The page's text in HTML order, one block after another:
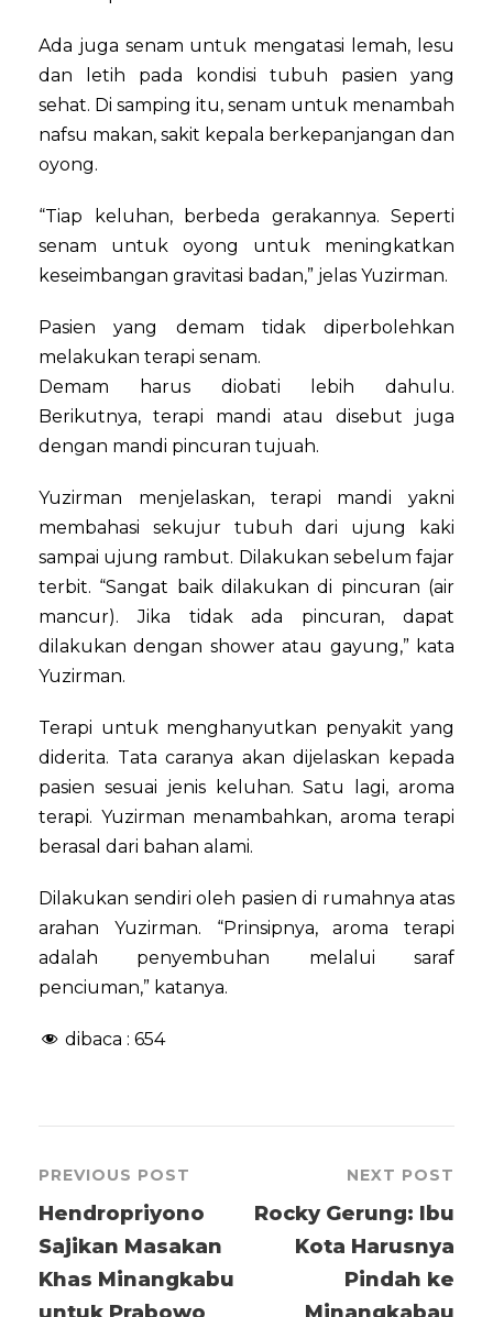
Ada juga senam untuk mengatasi lemah, lesu
dan letih pada kondisi tubuh pasien yang
sehat. Di samping itu, senam untuk menambah
nafsu makan, sakit kepala berkepanjangan dan
oyong.
“Tiap keluhan, berbeda gerakannya. Seperti
senam untuk oyong untuk meningkatkan
keseimbangan gravitasi badan,” jelas Yuzirman.
Pasien yang demam tidak diperbolehkan
melakukan terapi senam.
Demam harus diobati lebih dahulu.
Berikutnya, terapi mandi atau disebut juga
dengan mandi pincuran tujuah.
Yuzirman menjelaskan, terapi mandi yakni
membahasi sekujur tubuh dari ujung kaki
sampai ujung rambut. Dilakukan sebelum fajar
terbit. “Sangat baik dilakukan di pincuran (air
mancur). Jika tidak ada pincuran, dapat
dilakukan dengan shower atau gayung,” kata
Yuzirman.
Terapi untuk menghanyutkan penyakit yang
diderita. Tata caranya akan dijelaskan kepada
pasien sesuai jenis keluhan. Satu lagi, aroma
terapi. Yuzirman menambahkan, aroma terapi
berasal dari bahan alami.
Dilakukan sendiri oleh pasien di rumahnya atas
arahan Yuzirman. “Prinsipnya, aroma terapi
adalah penyembuhan melalui saraf
penciuman,” katanya.
dibaca : 654
PREVIOUS POST
Hendropriyono
Sajikan Masakan
Khas Minangkabu
NEXT POST
Rocky Gerung: Ibu
Kota Harusnya
Pindah ke